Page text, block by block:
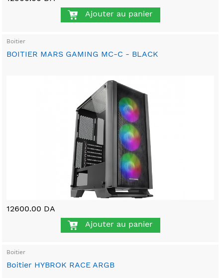
Ajouter au panier
Boitier
BOITIER MARS GAMING MC-C - BLACK
12600.00 DA
Ajouter au panier
Boitier
Boitier HYBROK RACE ARGB